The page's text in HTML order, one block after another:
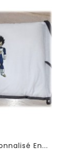
En...